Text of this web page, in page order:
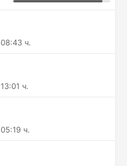
08:43 ч.
13:01 ч.
05:19 ч.